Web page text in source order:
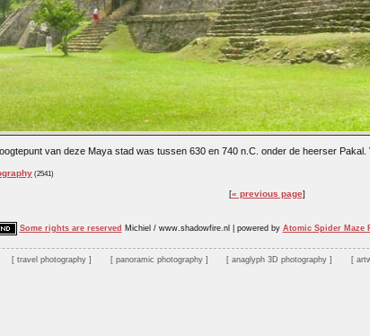
van deze Maya stad was tussen 630 en 740 n.C. onder de heerser Pakal.
(2541)
« previous page
Some rights are reserved Michiel / www.shadowfire.nl powered by Atomic Spider Maze
travel photography panoramic photography anaglyph 3D photography